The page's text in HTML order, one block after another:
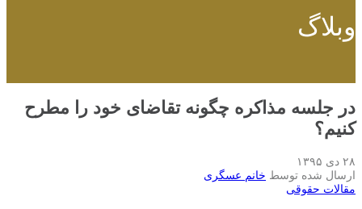
وبلاگ
در جلسه مذاکره چگونه تقاضای خود را مطرح
کنیم؟
۲۸ دی ۱۳۹۵
ارسال شده توسط خانم عسگری
مقالات حقوقی